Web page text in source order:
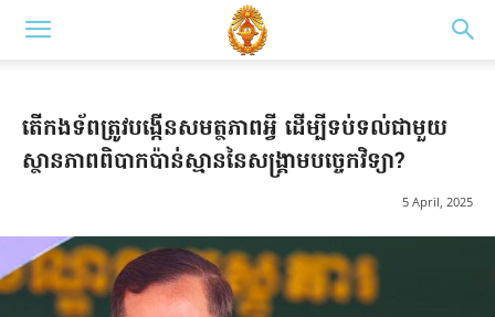
តើកងទ័ពត្រូវបង្កើនសមត្ថភាពអ្វី ដើម្បីទប់ទល់ជាមួយ
ស្ថានភាពពិបាកប៉ាន់ស្មាននៃសង្គ្រាមបច្ចេកវិទ្យា?
5 April, 2025